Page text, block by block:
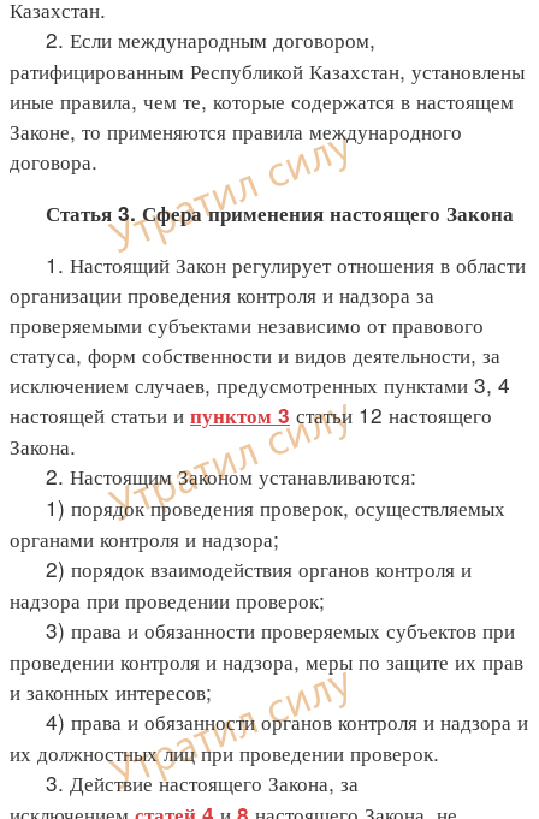
Казахстан.
2. Если международным договором,
ратифицированным Республикой Казахстан, установлены
иные правила, чем те, которые содержатся в настоящем
Законе, то применяются правила международного
договора.
Статья 3. Сфера применения настоящего Закона
1. Настоящий Закон регулирует отношения в области
организации проведения контроля и надзора за
проверяемыми субъектами независимо от правового
статуса, форм собственности и видов деятельности, за
исключением случаев, предусмотренных пунктами 3, 4
настоящей статьи и пунктом 3 статьи 12 настоящего
Закона.
2. Настоящим Законом устанавливаются:
1) порядок проведения проверок, осуществляемых
органами контроля и надзора;
2) порядок взаимодействия органов контроля и
надзора при проведении проверок;
3) права и обязанности проверяемых субъектов при
проведении контроля и надзора, меры по защите их прав
и законных интересов;
4) права и обязанности органов контроля и надзора и
их должностных лиц при проведении проверок.
3. Действие настоящего Закона, за